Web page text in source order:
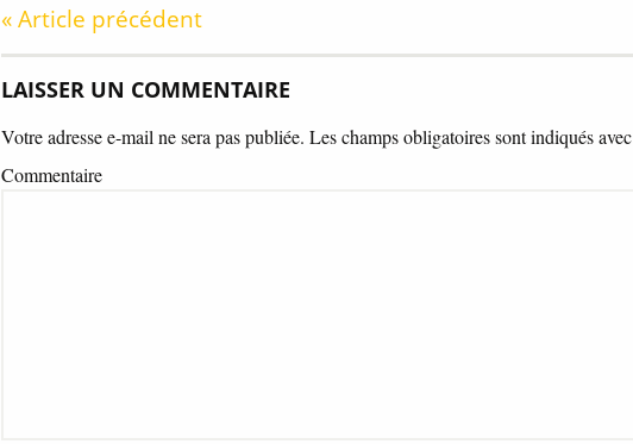
« Article précédent
LAISSER UN COMMENTAIRE
Votre adresse e-mail ne sera pas publiée. Les champs obligatoires sont indiqués avec
Commentaire